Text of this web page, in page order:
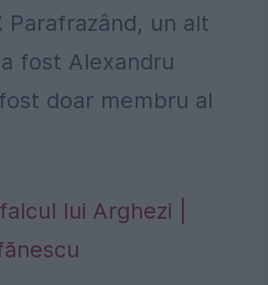
Parafrazând, un alt
a fost Alexandru
doar membru al